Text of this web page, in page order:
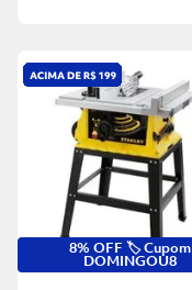
8% OFF 🏷️ Cupom
DOMINGOU8